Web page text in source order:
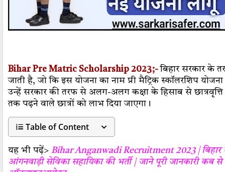
Bihar Pre Matric Scholarship 2023;-बिहार सरकार के
जाती है, जो कि इस योजना का नाम प्री मैट्रिक स्कॉलरशिप
उन्हें सरकार की तरफ से अलग-अलग कक्षा के हिसाब से छात्रवृत्ति
तक पढ़ने वाले छात्रों को लाभ दिया जाएगा।
Table of Content
यह भी पढ़ें> Bihar Anganwadi Recruitment 2023 | बिहार
आंगनवाड़ी सेविका सहायिका की भर्ती | जाने पूरी जानकारी कब से